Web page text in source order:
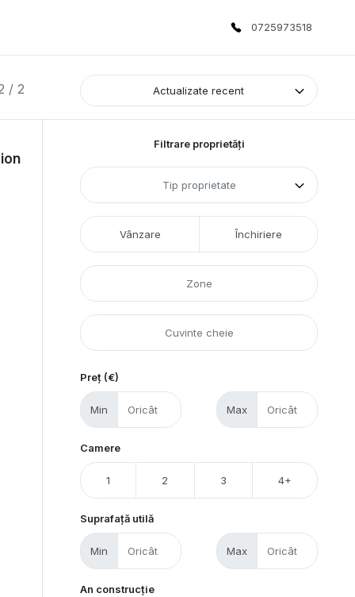
0725973518
/ 2 Actualizate recent
Filtrare proprietăți
Tip proprietate
Vânzare Închiriere
Preț (€)
Min Max
Camere
1 2 3 4+
Suprafață utilă
Min Max
An construcție